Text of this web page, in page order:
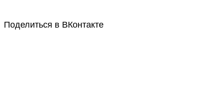
Поделиться в ВКонтакте